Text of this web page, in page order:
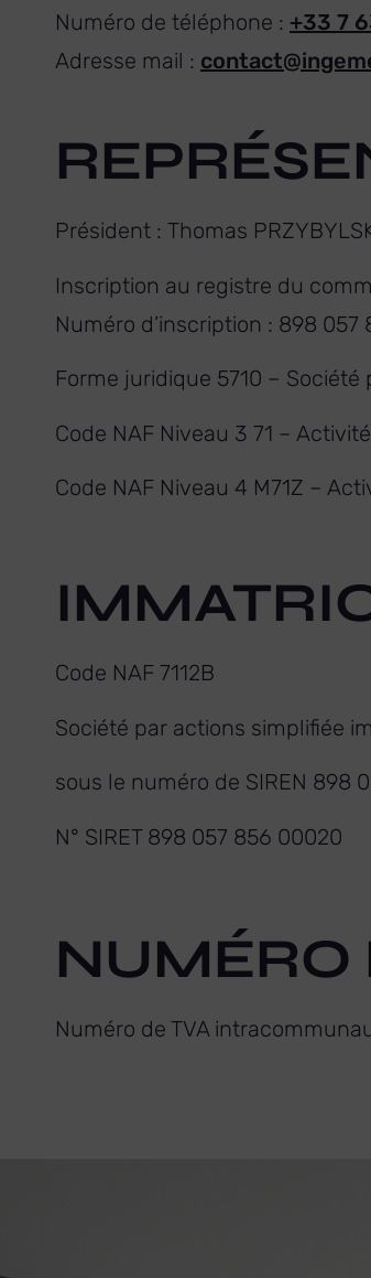
Numéro de téléphone : +33 7
Adresse mail :
Président : Thomas
Inscription au registre du
Numéro d’inscription : 898 057
Forme juridique 5710 –
Code NAF Niveau 3 71 –
Code NAF Niveau 4 M71Z –
Code NAF 7112B
‌Société par actions simplifiée
sous le numéro de SIREN ‌898
N° SIRET 898 057 856 00020
NUMÉRO
Numéro de TVA